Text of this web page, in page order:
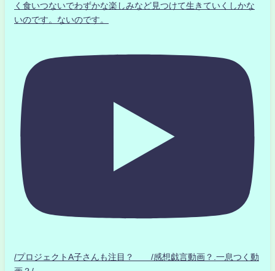
く食いつないでわずかな楽しみなど見つけて生きていくしかな
いのです。ないのです。
/プロジェクトA子さんも注目？ /感想戯言動画？.一息つく動